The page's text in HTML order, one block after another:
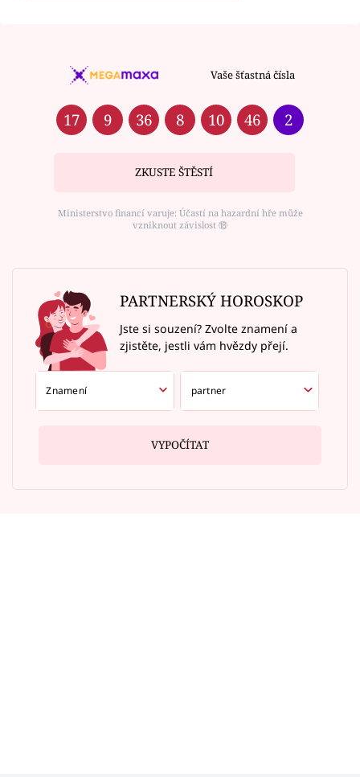
Vaše šťastná čísla
17 9 36 8 10 46 2
ZKUSTE ŠTĚSTÍ
Ministerstvo financí varuje: Účastí na hazardní hře může
vzniknout závislost ⑱
PARTNERSKÝ HOROSKOP
Jste si souzení? Zvolte znamení a
zjistěte, jestli vám hvězdy přejí.
VYPOČÍTAT